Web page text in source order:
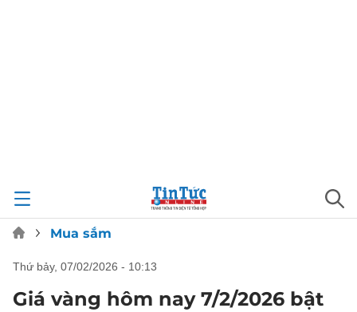
Mua sắm
thứ bảy, 07/02/2026 - 10:13
Giá vàng hôm nay 7/2/2026 bật